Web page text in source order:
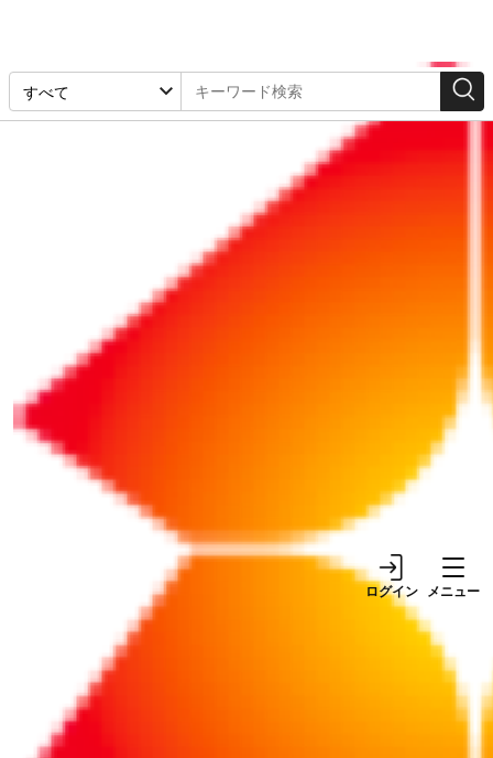
ログイン メニュー
2026/07/08
経営のヒントとなる言葉（渋沢栄
「順逆は人自ら造る境遇なり」（＊）
出所：「渋沢百訓 論語・人生・経営」（角川学
芸出版）